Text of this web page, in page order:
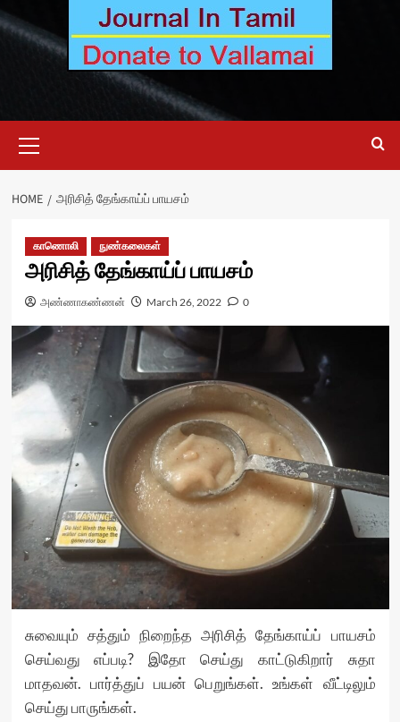
Menu
HOME அரிசித் தேங்காய்ப் பாயசம்
காணொலி நுண்கலைகள்
அரிசித் தேங்காய்ப் பாயசம்
அண்ணாகண்ணன் March 26, 2022 0
சுவையும் சத்தும் நிறைந்த அரிசித் தேங்காய்ப் பாயசம்
செய்வது எப்படி? இதோ செய்து காட்டுகிறார் சுதா
மாதவன். பார்த்துப் பயன் பெறுங்கள். உங்கள் வீட்டிலும்
செய்து பாருங்கள்.